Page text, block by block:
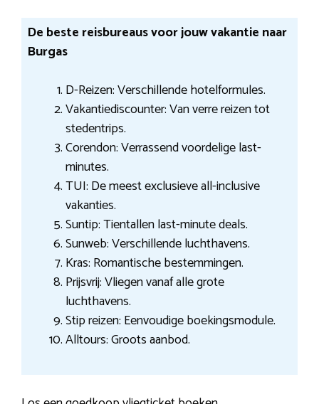
De beste reisbureaus voor jouw vakantie naar
Burgas
D-Reizen: Verschillende hotelformules.
Vakantiediscounter: Van verre reizen tot
stedentrips.
Corendon: Verrassend voordelige last-
minutes.
TUI: De meest exclusieve all-inclusive
vakanties.
Suntip: Tientallen last-minute deals.
Sunweb: Verschillende luchthavens.
Kras: Romantische bestemmingen.
Prijsvrij: Vliegen vanaf alle grote
luchthavens.
Stip reizen: Eenvoudige boekingsmodule.
Alltours: Groots aanbod.